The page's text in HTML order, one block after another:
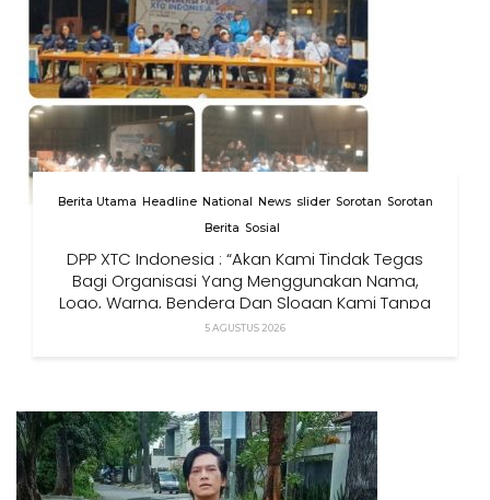
Berita Utama Headline National News slider Sorotan Sorotan
Berita Sosial
DPP XTC Indonesia : “Akan Kami Tindak Tegas
Bagi Organisasi Yang Menggunakan Nama,
Logo, Warna, Bendera Dan Slogan Kami Tanpa
Izin”
5 AGUSTUS 2026